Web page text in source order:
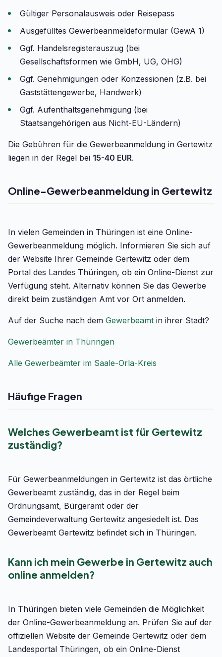
Gültiger Personalausweis oder Reisepass
Ausgefülltes Gewerbeanmeldeformular (GewA 1)
Ggf. Handelsregisterauszug (bei
Gesellschaftsformen wie GmbH, UG, OHG)
Ggf. Genehmigungen oder Konzessionen (z.B. bei
Gaststättengewerbe, Handwerk)
Ggf. Aufenthaltsgenehmigung (bei
Staatsangehörigen aus Nicht-EU-Ländern)
Die Gebühren für die Gewerbeanmeldung in Gertewitz
liegen in der Regel bei 15-40 EUR.
Online-Gewerbeanmeldung in Gertewitz
In vielen Gemeinden in Thüringen ist eine Online-
Gewerbeanmeldung möglich. Informieren Sie sich auf
der Website Ihrer Gemeinde Gertewitz oder dem
Portal des Landes Thüringen, ob ein Online-Dienst zur
Verfügung steht. Alternativ können Sie das Gewerbe
direkt beim zuständigen Amt vor Ort anmelden.
Auf der Suche nach dem Gewerbeamt in ihrer Stadt?
Gewerbeämter in Thüringen
Alle Gewerbeämter im Saale-Orla-Kreis
Häufige Fragen
Welches Gewerbeamt ist für Gertewitz
zuständig?
Für Gewerbeanmeldungen in Gertewitz ist das örtliche
Gewerbeamt zuständig, das in der Regel beim
Ordnungsamt, Bürgeramt oder der
Gemeindeverwaltung Gertewitz angesiedelt ist. Das
Gewerbeamt Gertewitz befindet sich in Thüringen.
Kann ich mein Gewerbe in Gertewitz auch
online anmelden?
In Thüringen bieten viele Gemeinden die Möglichkeit
der Online-Gewerbeanmeldung an. Prüfen Sie auf der
offiziellen Website der Gemeinde Gertewitz oder dem
Landesportal Thüringen, ob ein Online-Dienst